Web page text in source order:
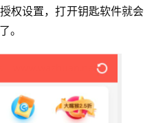
权设置，打开钥匙软件就会
。